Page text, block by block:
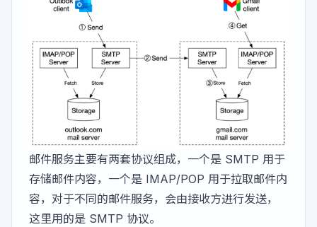
邮件服务主要有两套协议组成，一个是 SMTP 用于
存储邮件内容，一个是 IMAP/POP 用于拉取邮件内
容，对于不同的邮件服务，会由接收方进行发送，
这里用的是 SMTP 协议。